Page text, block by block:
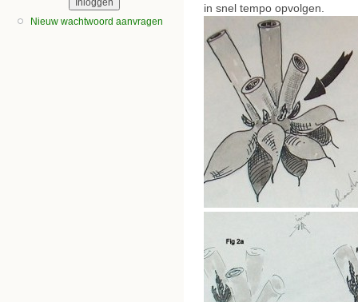
Nieuw wachtwoord aanvragen
in snel tempo opvolgen.